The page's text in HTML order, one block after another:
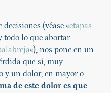
(véase «etapas
todo lo que abortar
«), nos pone en un
que sí, muy
y un dolor, en mayor o
de este dolor es que